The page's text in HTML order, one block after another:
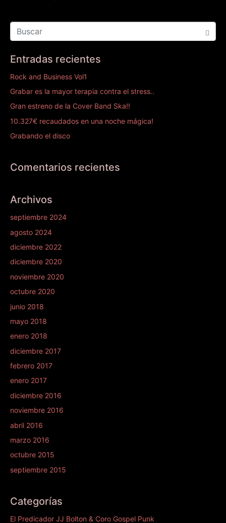
Entradas recientes
Rock and Business Vol1
Grabar es la mayor terapia contra el stress..
Gran estreno de la Cover Band Ska!!
10.327€ recaudados en una noche mágica!
Grabando el disco
Comentarios recientes
Archivos
septiembre 2024
agosto 2024
diciembre 2022
diciembre 2020
noviembre 2020
octubre 2020
junio 2018
mayo 2018
enero 2018
diciembre 2017
febrero 2017
enero 2017
diciembre 2016
noviembre 2016
abril 2016
marzo 2016
octubre 2015
septiembre 2015
Categorías
El Predicador JJ Bolton & Coro Gospel Punk